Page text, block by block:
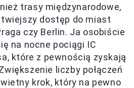
trasy międzynarodowe,
dostęp do miast
czy Berlin. Ja osobiście
na nocne pociągi IC
które z pewnością zyskają
liczby połączeń
krok, który na pewno